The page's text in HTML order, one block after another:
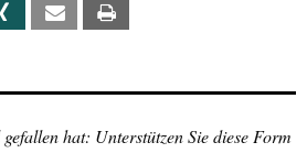
Xing Email
hat: Unterstützen Sie diese Form